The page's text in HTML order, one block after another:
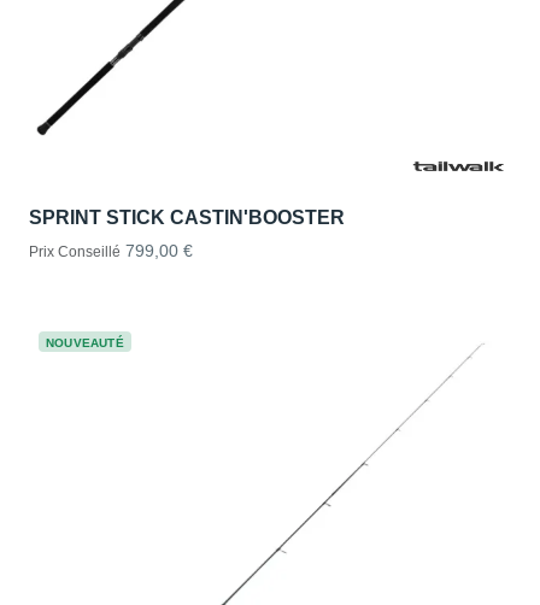
SPRINT STICK CASTIN'BOOSTER
Prix Conseillé 799,00 €
NOUVEAUTÉ